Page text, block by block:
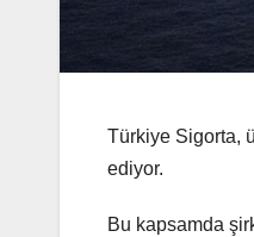
Türkiye Sigorta,
ediyor.
Bu kapsamda